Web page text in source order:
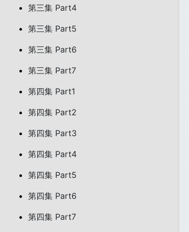
第三集 Part4
第三集 Part5
第三集 Part6
第三集 Part7
第四集 Part1
第四集 Part2
第四集 Part3
第四集 Part4
第四集 Part5
第四集 Part6
第四集 Part7